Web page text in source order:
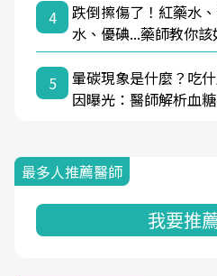
4
跌倒擦傷了！紅藥水
水、優碘...藥師教你
5
暈碳現象是什麼？吃
因曝光：醫師解析血
最多人推薦醫師
我要推